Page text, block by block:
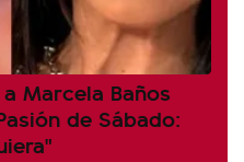
Marcela Baños
de Sábado: